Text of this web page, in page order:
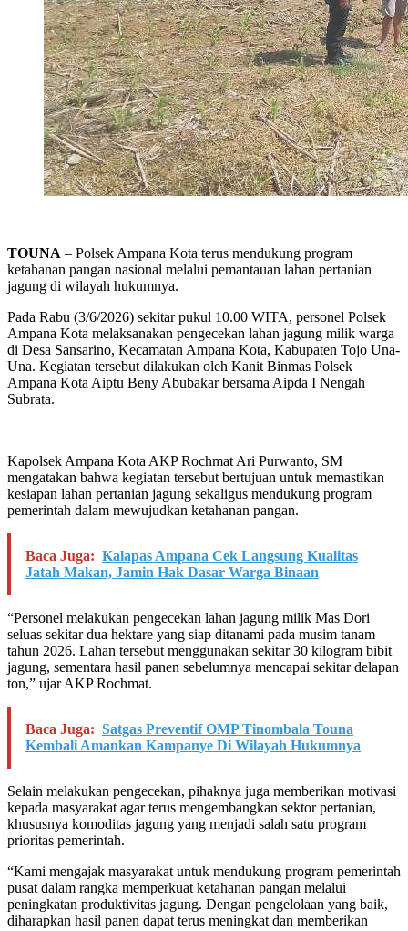
TOUNA – Polsek Ampana Kota terus mendukung program
ketahanan pangan nasional melalui pemantauan lahan pertanian
jagung di wilayah hukumnya.
Pada Rabu (3/6/2026) sekitar pukul 10.00 WITA, personel Polsek
Ampana Kota melaksanakan pengecekan lahan jagung milik warga
di Desa Sansarino, Kecamatan Ampana Kota, Kabupaten Tojo Una-
Una. Kegiatan tersebut dilakukan oleh Kanit Binmas Polsek
Ampana Kota Aiptu Beny Abubakar bersama Aipda I Nengah
Subrata.
Kapolsek Ampana Kota AKP Rochmat Ari Purwanto, SM
mengatakan bahwa kegiatan tersebut bertujuan untuk memastikan
kesiapan lahan pertanian jagung sekaligus mendukung program
pemerintah dalam mewujudkan ketahanan pangan.
Baca Juga: Kalapas Ampana Cek Langsung Kualitas
Jatah Makan, Jamin Hak Dasar Warga Binaan
“Personel melakukan pengecekan lahan jagung milik Mas Dori
seluas sekitar dua hektare yang siap ditanami pada musim tanam
tahun 2026. Lahan tersebut menggunakan sekitar 30 kilogram bibit
jagung, sementara hasil panen sebelumnya mencapai sekitar delapan
ton,” ujar AKP Rochmat.
Baca Juga: Satgas Preventif OMP Tinombala Touna
Kembali Amankan Kampanye Di Wilayah Hukumnya
Selain melakukan pengecekan, pihaknya juga memberikan motivasi
kepada masyarakat agar terus mengembangkan sektor pertanian,
khususnya komoditas jagung yang menjadi salah satu program
prioritas pemerintah.
“Kami mengajak masyarakat untuk mendukung program pemerintah
pusat dalam rangka memperkuat ketahanan pangan melalui
peningkatan produktivitas jagung. Dengan pengelolaan yang baik,
diharapkan hasil panen dapat terus meningkat dan memberikan